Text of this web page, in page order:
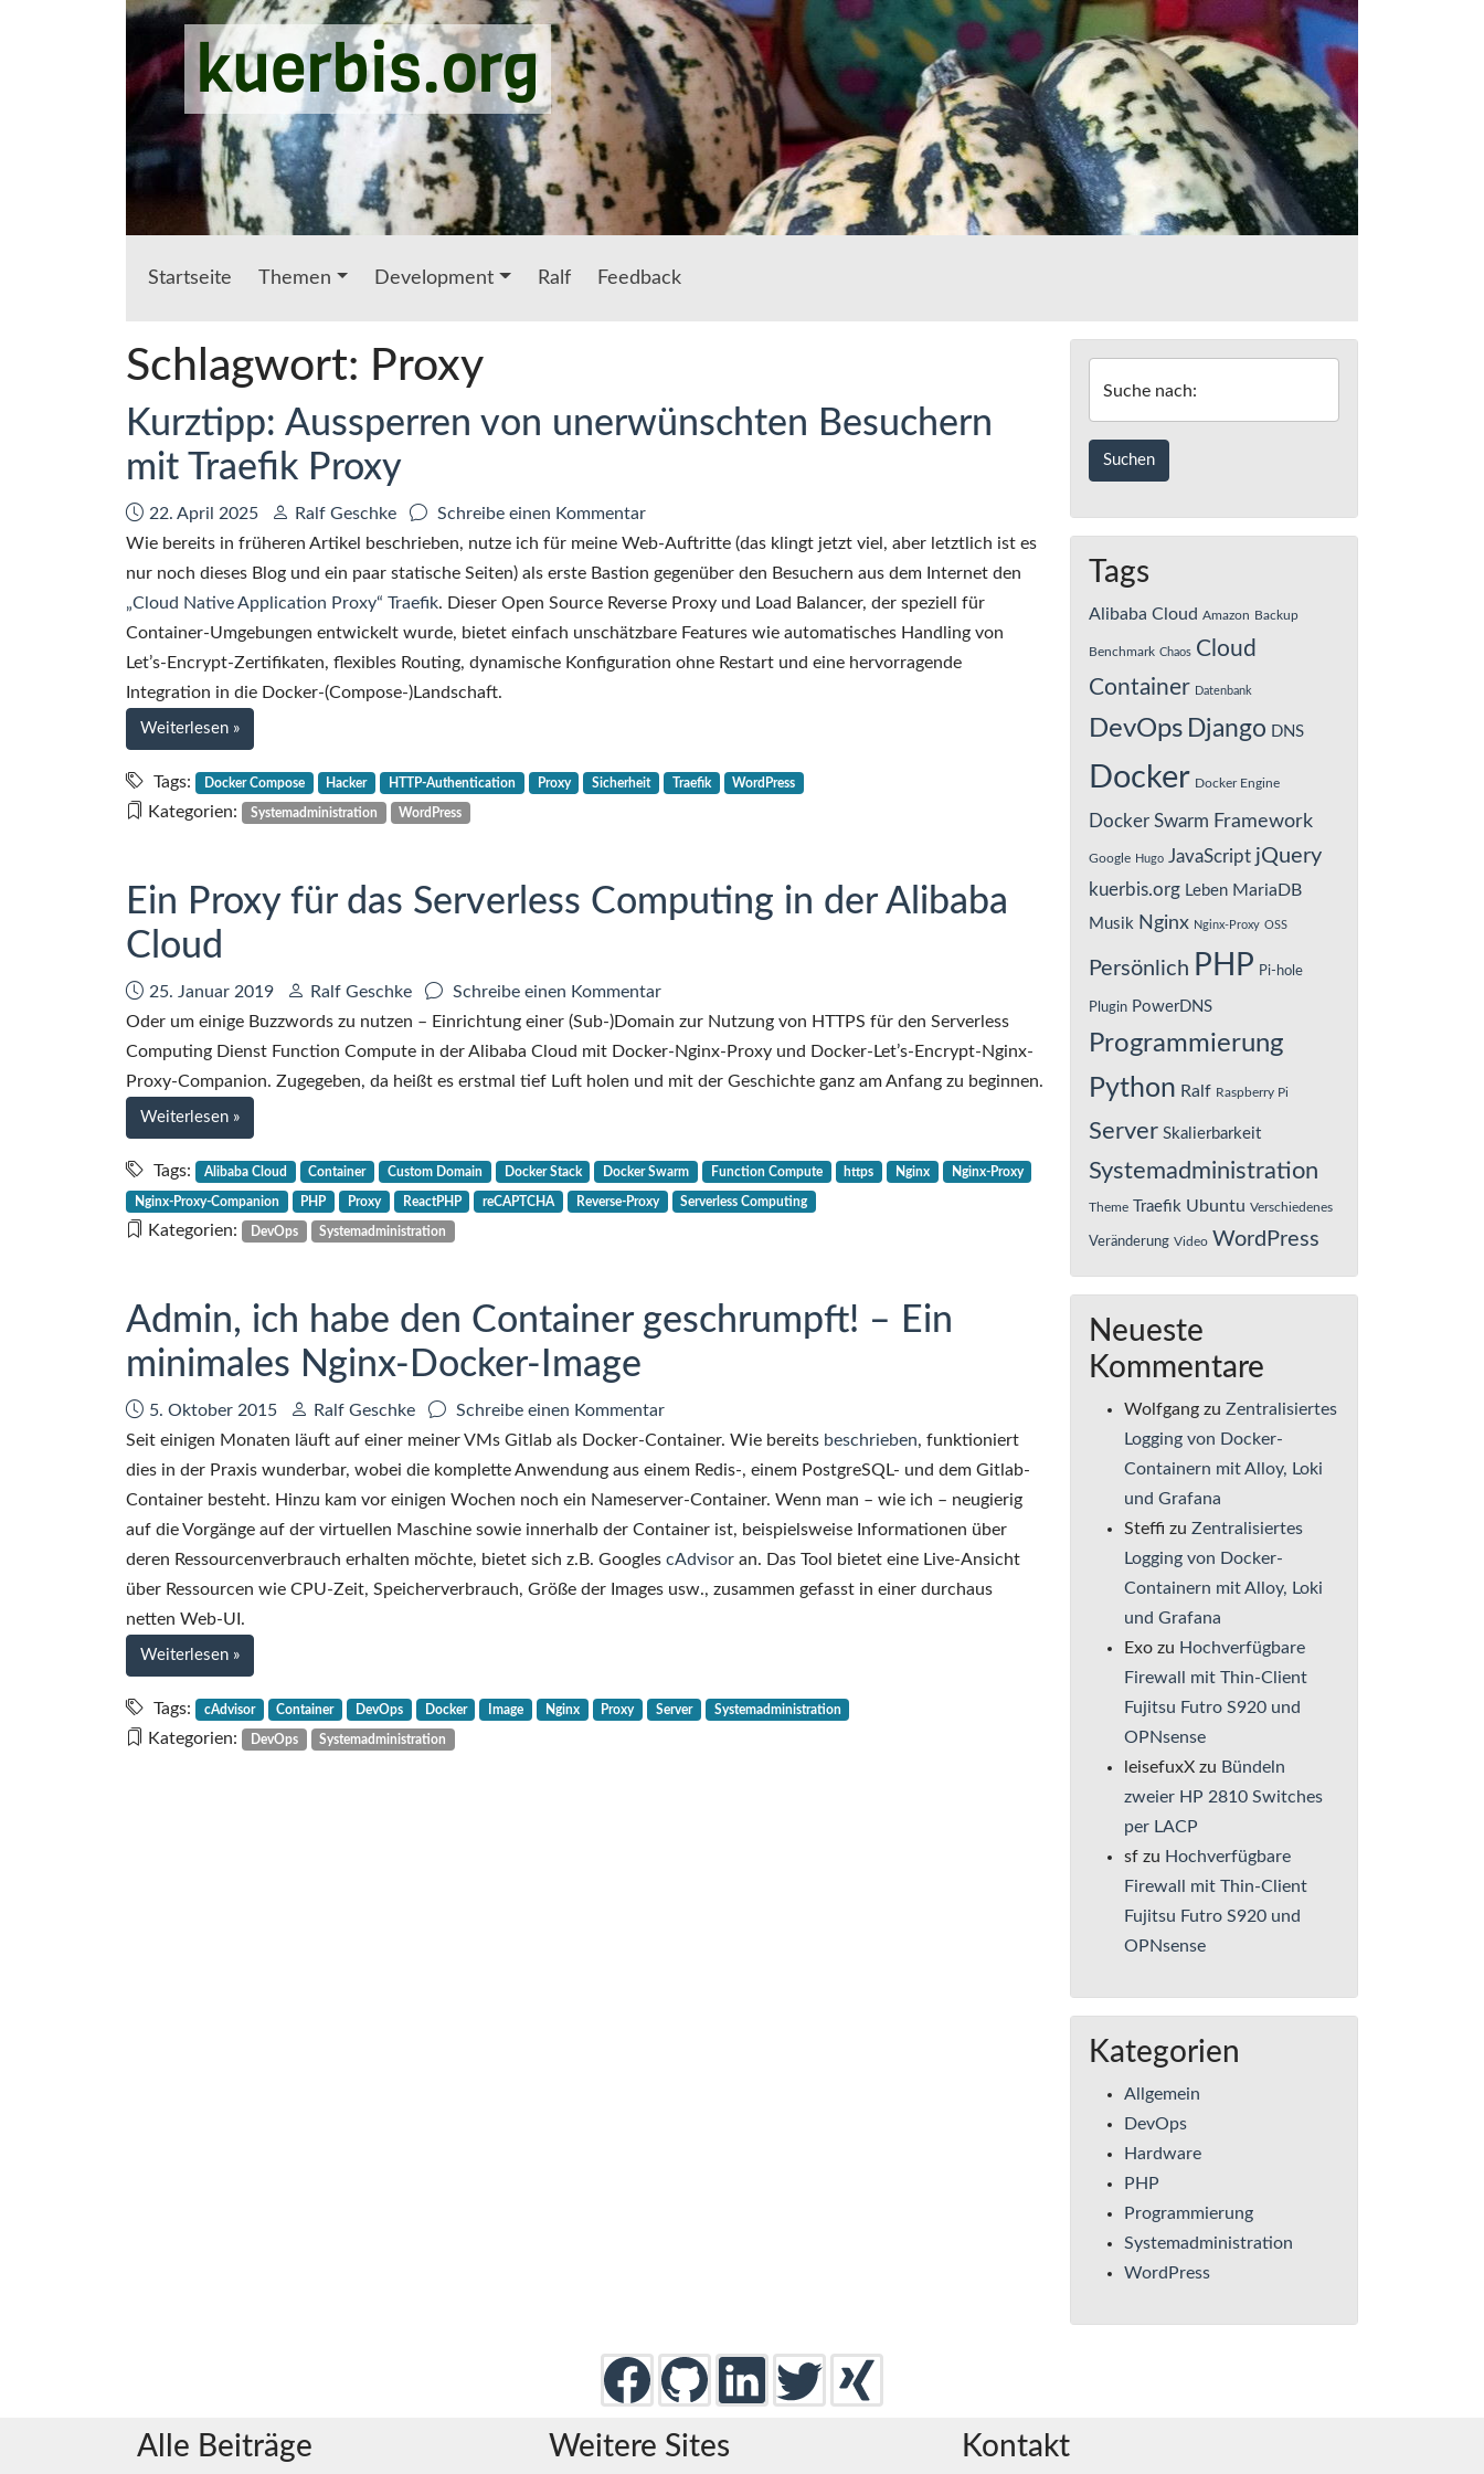
Zum Hauptinhalt springenkuerbis.org
Startseite Themen Development Ralf Feedback
Schlagwort: Proxy
Kurztipp: Aussperren von unerwünschten Besuchern
mit Traefik Proxy
Datum:
22. April 2025 Autor:
Ralf Geschke Schreibe einen Kommentarzu
Kurztipp:
Aussperren
von
unerwünschten
Besuchern
Wie bereits in früheren Artikel beschrieben, nutze ich für meine Web-Auftritte (das klingt jetzt viel, aber letztlich ist es
nur noch dieses Blog und ein paar statische Seiten) als erste Bastion gegenüber den Besuchern aus dem Internet den
„Cloud Native Application Proxy“ Traefik. Dieser Open Source Reverse Proxy und Load Balancer, der speziell für
Container-Umgebungen entwickelt wurde, bietet einfach unschätzbare Features wie automatisches Handling von
Let’s-Encrypt-Zertifikaten, flexibles Routing, dynamische Konfiguration ohne Restart und eine hervorragende
Integration in die Docker-(Compose-)Landschaft.
Weiterlesen bei
Kurztipp:
Aussperren
von
Traefik
»
Tags: Docker Compose Hacker HTTP-Authentication Proxy Sicherheit Traefik WordPress
Kategorien: Systemadministration WordPress
Ein Proxy für das Serverless Computing in der Alibaba
Cloud
Datum:
25. Januar 2019 Autor:
Ralf Geschke Schreibe einen Kommentarzu
Ein
Proxy
für
Computing
in
Oder um einige Buzzwords zu nutzen – Einrichtung einer (Sub-)Domain zur Nutzung von HTTPS für den Serverless
Computing Dienst Function Compute in der Alibaba Cloud mit Docker-Nginx-Proxy und Docker-Let’s-Encrypt-Nginx-
Proxy-Companion. Zugegeben, da heißt es erstmal tief Luft holen und mit der Geschichte ganz am Anfang zu beginnen.
Weiterlesen bei
Ein
Proxy
für
das
der
Alibaba
Cloud
»
Tags: Alibaba Cloud Container Custom Domain Docker Stack Docker Swarm Function Compute https Nginx Nginx-Proxy
Nginx-Proxy-Companion PHP Proxy ReactPHP reCAPTCHA Reverse-Proxy Serverless Computing
Kategorien: DevOps Systemadministration
Admin, ich habe den Container geschrumpft! – Ein
minimales Nginx-Docker-Image
Datum:
5. Oktober 2015 Autor:
Ralf Geschke Schreibe einen Kommentarzu
Admin,
ich
habe
den
Container
geschrumpft!
Nginx-
Seit einigen Monaten läuft auf einer meiner VMs Gitlab als Docker-Container. Wie bereits beschrieben, funktioniert
dies in der Praxis wunderbar, wobei die komplette Anwendung aus einem Redis-, einem PostgreSQL- und dem Gitlab-
Container besteht. Hinzu kam vor einigen Wochen noch ein Nameserver-Container. Wenn man – wie ich – neugierig
auf die Vorgänge auf der virtuellen Maschine sowie innerhalb der Container ist, beispielsweise Informationen über
deren Ressourcenverbrauch erhalten möchte, bietet sich z.B. Googles cAdvisor an. Das Tool bietet eine Live-Ansicht
über Ressourcen wie CPU-Zeit, Speicherverbrauch, Größe der Images usw., zusammen gefasst in einer durchaus
netten Web-UI.
Weiterlesen bei
Admin,
ich
habe
»
Tags: cAdvisor Container DevOps Docker Image Nginx Proxy Server Systemadministration
Kategorien: DevOps Systemadministration
Suche nach:
Tags
Alibaba Cloud Amazon Backup
Benchmark Chaos Cloud
Container Datenbank
DevOps Django DNS
Docker Docker Engine
Docker Swarm Framework
Google Hugo JavaScript jQuery
kuerbis.org Leben MariaDB
Musik Nginx Nginx-Proxy OSS
Persönlich PHP Pi-hole
Plugin PowerDNS
Programmierung
Python Ralf Raspberry Pi
Server Skalierbarkeit
Systemadministration
Theme Traefik Ubuntu Verschiedenes
Veränderung Video WordPress
Neueste
Kommentare
Wolfgang zu Zentralisiertes
Logging von Docker-
Containern mit Alloy, Loki
und Grafana
Steffi zu Zentralisiertes
Logging von Docker-
Containern mit Alloy, Loki
und Grafana
Exo zu Hochverfügbare
Firewall mit Thin-Client
Fujitsu Futro S920 und
OPNsense
leisefuxX zu Bündeln
zweier HP 2810 Switches
per LACP
sf zu Hochverfügbare
Firewall mit Thin-Client
Fujitsu Futro S920 und
OPNsense
Kategorien
Allgemein
DevOps
Hardware
PHP
Programmierung
Systemadministration
WordPress
Alle Beiträge Weitere Sites Kontakt